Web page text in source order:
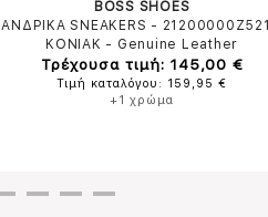
BOSS SHOES
ΑΝΔΡΙΚΑ SNEAKERS - 21200000Z521
ΚΟΝΙΑΚ - Genuine Leather
Τρέχουσα τιμή: 145,00 €
Τιμή καταλόγου: 159,95 €
+1 χρώμα